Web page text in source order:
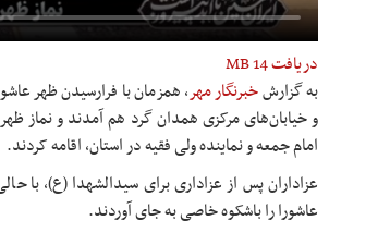
دریافت14 MB
به گزارشخبرنگار مهر، همزمان با فرارسیدن ظهر
و خیابان‌های مرکزی همدان گرد هم آمدند و نماز
امام جمعه و نماینده ولی فقیه در استان، اقامه کردند.
عزاداران پس از عزاداری برای سیدالشهدا (ع)، با
عاشورا را باشکوه خاصی به جای آوردند.